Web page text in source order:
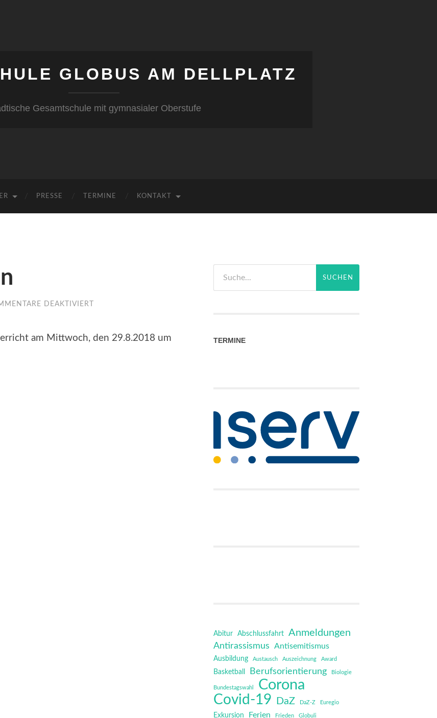
GLOBUS AM DELLPLATZ
Gesamtschule mit gymnasialer Oberstufe
PRESSE TERMINE KONTAKT
DEAKTIVIERT
am Mittwoch, den 29.8.2018 um
TERMINE
Abitur Abschlussfahrt Anmeldungen
Antirassismus Antisemitismus
Ausbildung Austausch Auszeichnung Award
Basketball Berufsorientierung Biologie
Bundestagswahl Corona
Covid-19 DaZ DaZ-Z Euregio
Exkursion Ferien Frieden Globuli